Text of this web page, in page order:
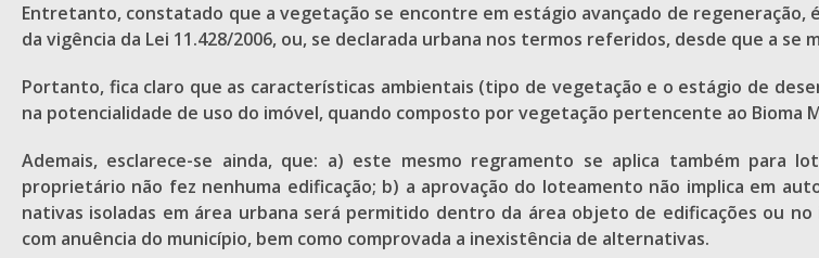
Entretanto, constatado que a vegetação se encontre em estágio avançado de regeneração,
da vigência da Lei 11.428/2006, ou, se declarada urbana nos termos referidos, desde que a se
Portanto, fica claro que as características ambientais (tipo de vegetação e o estágio de
na potencialidade de uso do imóvel, quando composto por vegetação pertencente ao Bioma
Ademais, esclarece-se ainda, que: a) este mesmo regramento se aplica também
proprietário não fez nenhuma edificação; b) a aprovação do loteamento não implica em
nativas isoladas em área urbana será permitido dentro da área objeto de edificações ou
com anuência do município, bem como comprovada a inexistência de alternativas.